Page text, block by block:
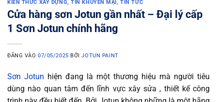
KIẾN THỨC XÂY DỰNG,TIN KHUYẾN MẠI,TIN TỨC
Cửa hàng sơn Jotun gần nhất – Đại lý cấp
1 Sơn Jotun chính hãng
ĐĂNG VÀO07/05/2025 BỞIJOTUN PAINT
Sơn Jotun hiện đang là một thương hiệu mà người tiêu
dùng nào quan tâm đến lĩnh vực xây sửa , thiết kế công